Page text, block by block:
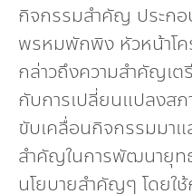
กิจกรรมสำคัญ ประก
พรหมพักพิง หัวหน้าโค
กล่าวถึงความสำคัญเ
กับการเปลี่ยนแปลงสภ
ขับเคลื่อนกิจกรรมมา
สำคัญในการพัฒนายุท
นโยบายสำคัญๆ โดยใ